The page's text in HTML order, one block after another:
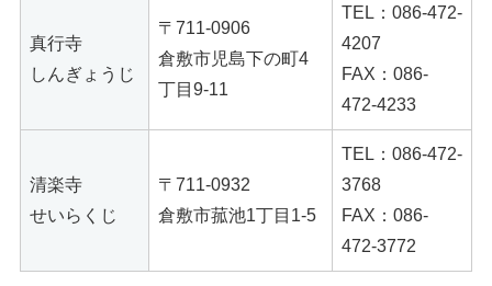
真行寺
しんぎょうじ
〒711-0906
倉敷市児島下の町4
丁目9-11
TEL：086-472-
4207
FAX：086-
472-4233
清楽寺
せいらくじ
〒711-0932
倉敷市菰池1丁目1-5
TEL：086-472-
3768
FAX：086-
472-3772